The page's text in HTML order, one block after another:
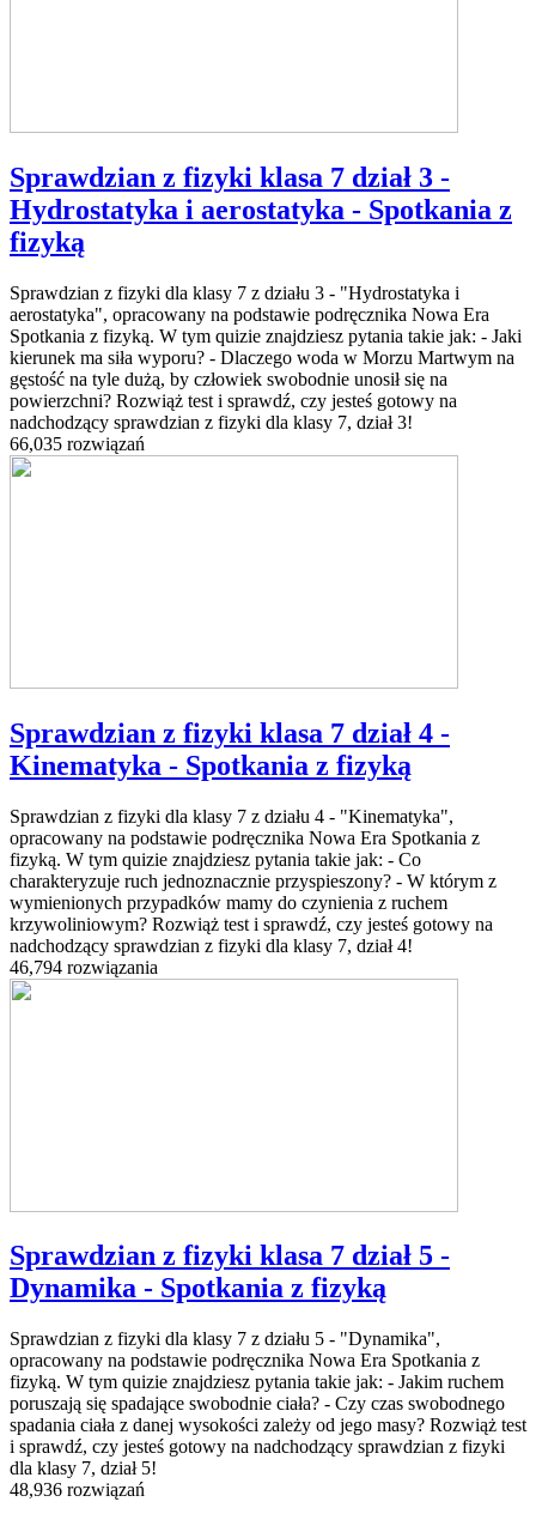
Sprawdzian z fizyki klasa 7 dział 3 -
Hydrostatyka i aerostatyka - Spotkania z
fizyką
Sprawdzian z fizyki dla klasy 7 z działu 3 - "Hydrostatyka i
aerostatyka", opracowany na podstawie podręcznika Nowa Era
Spotkania z fizyką. W tym quizie znajdziesz pytania takie jak: - Jaki
kierunek ma siła wyporu? - Dlaczego woda w Morzu Martwym na
gęstość na tyle dużą, by człowiek swobodnie unosił się na
powierzchni? Rozwiąż test i sprawdź, czy jesteś gotowy na
nadchodzący sprawdzian z fizyki dla klasy 7, dział 3!
66,035 rozwiązań
Sprawdzian z fizyki klasa 7 dział 4 -
Kinematyka - Spotkania z fizyką
Sprawdzian z fizyki dla klasy 7 z działu 4 - "Kinematyka",
opracowany na podstawie podręcznika Nowa Era Spotkania z
fizyką. W tym quizie znajdziesz pytania takie jak: - Co
charakteryzuje ruch jednoznacznie przyspieszony? - W którym z
wymienionych przypadków mamy do czynienia z ruchem
krzywoliniowym? Rozwiąż test i sprawdź, czy jesteś gotowy na
nadchodzący sprawdzian z fizyki dla klasy 7, dział 4!
46,794 rozwiązania
Sprawdzian z fizyki klasa 7 dział 5 -
Dynamika - Spotkania z fizyką
Sprawdzian z fizyki dla klasy 7 z działu 5 - "Dynamika",
opracowany na podstawie podręcznika Nowa Era Spotkania z
fizyką. W tym quizie znajdziesz pytania takie jak: - Jakim ruchem
poruszają się spadające swobodnie ciała? - Czy czas swobodnego
spadania ciała z danej wysokości zależy od jego masy? Rozwiąż test
i sprawdź, czy jesteś gotowy na nadchodzący sprawdzian z fizyki
dla klasy 7, dział 5!
48,936 rozwiązań